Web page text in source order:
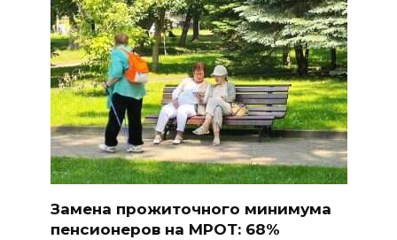
Замена прожиточного минимума
пенсионеров на МРОТ: 68%